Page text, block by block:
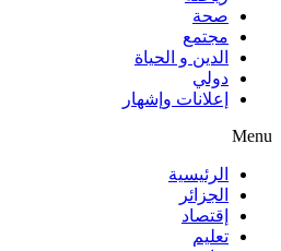
صحة
مجتمع
الدين و الحياة
دولي
إعلانات وإشهار
Menu
الرئيسية
الجزائر
إقتصاد
تعليم